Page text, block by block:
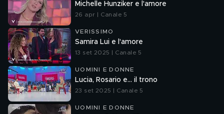
Michelle Hunziker e l'amore
26 apr | Canale 5
VERISSIMO
Samira Lui e l'amore
13 set 2025 | Canale 5
UOMINI E DONNE
Lucia, Rosario e... il trono
23 set 2025 | Canale 5
UOMINI E DONNE